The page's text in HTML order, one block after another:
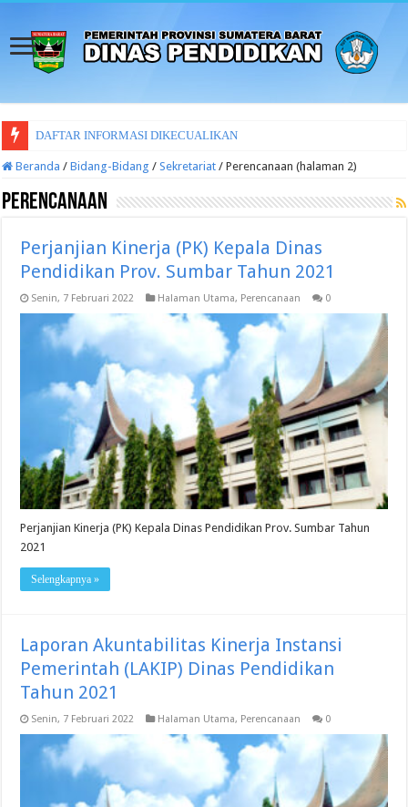
LAPORAN SURA
Beranda / Bidang-Bidang / Sekretariat / Perencanaan (halaman 2)
Perencanaan
Perjanjian Kinerja (PK) Kepala Dinas
Pendidikan Prov. Sumbar Tahun 2021
Senin, 7 Februari 2022 Halaman Utama, Perencanaan 0
Perjanjian Kinerja (PK) Kepala Dinas Pendidikan Prov. Sumbar Tahun
2021
Selengkapnya »
Laporan Akuntabilitas Kinerja Instansi
Pemerintah (LAKIP) Dinas Pendidikan
Tahun 2021
Senin, 7 Februari 2022 Halaman Utama, Perencanaan 0